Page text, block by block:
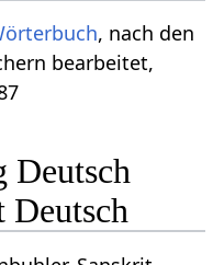
, nach den
bearbeitet,
Deutsch
Deutsch